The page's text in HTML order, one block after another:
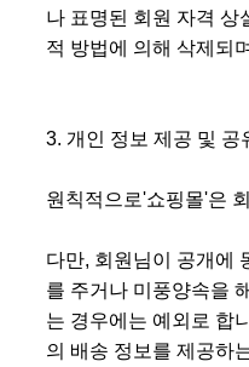
나 표명된 회원 자격 상
적 방법에 의해 삭제되
3. 개인 정보 제공 및 공
원칙적으로'쇼핑몰'은
다만, 회원님이 공개에
를 주거나 미풍양속을
는 경우에는 예외로 합
의 배송 정보를 제공하